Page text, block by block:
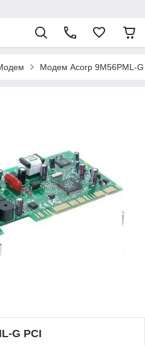
Модем Acorp 9M56PML-G
G PCI